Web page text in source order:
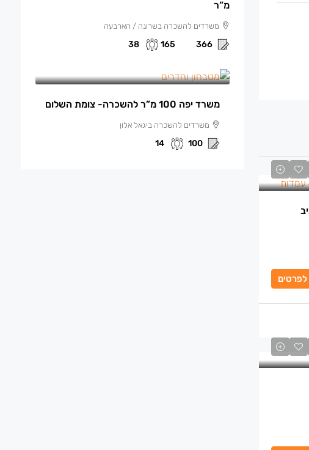
לפרטים
מ”ר
משרדים להשכרה בשרונה / הארבעה
366
165
38
משרד יפה 100 מ”ר להשכרה- צומת השלום
משרדים להשכרה ביגאל אלון
100
14